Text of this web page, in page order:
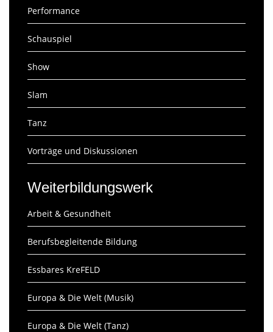
Performance
Schauspiel
Show
Slam
Tanz
Vorträge und Diskussionen
Weiterbildungswerk
Arbeit & Gesundheit
Berufsbegleitende Bildung
Essbares KreFELD
Europa & Die Welt (Musik)
Europa & Die Welt (Tanz)